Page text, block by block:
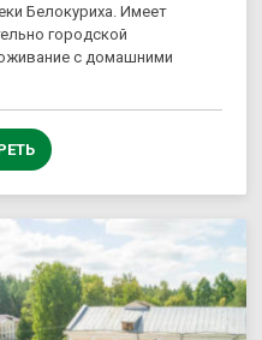
Белокуриха. Имеет
городской
с домашними